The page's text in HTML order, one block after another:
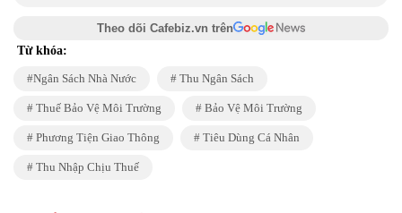
Theo dõi Cafebiz.vn trên
Từ khóa:
Ngân Sách Nhà Nước Thu Ngân Sách
Thuế Bảo Vệ Môi Trường Bảo Vệ Môi Trường
Phương Tiện Giao Thông Tiêu Dùng Cá Nhân
Thu Nhập Chịu Thuế